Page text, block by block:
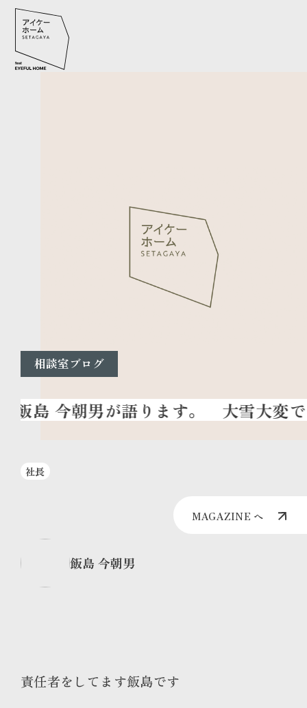
相談室ブログ
大雪大変で
社長
MAGAZINE へ
飯島 今朝男
責任者をしてます飯島です